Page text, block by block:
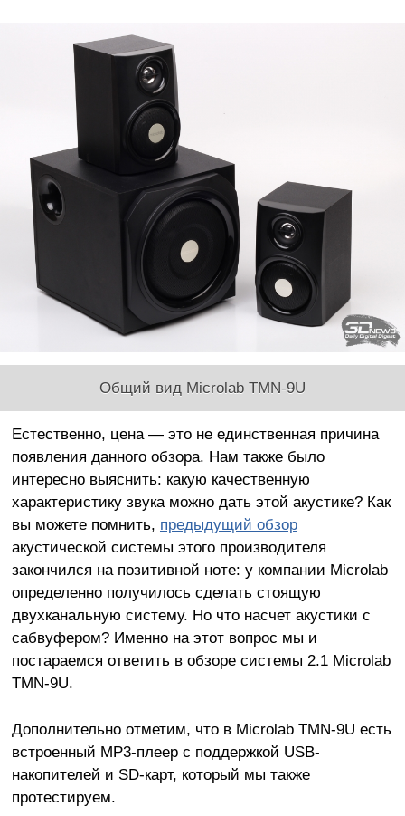
Общий вид Microlab TMN-9U
Естественно, цена — это не единственная причина
появления данного обзора. Нам также было
интересно выяснить: какую качественную
характеристику звука можно дать этой акустике? Как
вы можете помнить, предыдущий обзор
акустической системы этого производителя
закончился на позитивной ноте: у компании Microlab
определенно получилось сделать стоящую
двухканальную систему. Но что насчет акустики с
сабвуфером? Именно на этот вопрос мы и
постараемся ответить в обзоре системы 2.1 Microlab
TMN-9U.
Дополнительно отметим, что в Microlab TMN-9U есть
встроенный MP3-плеер с поддержкой USB-
накопителей и SD-карт, который мы также
протестируем.